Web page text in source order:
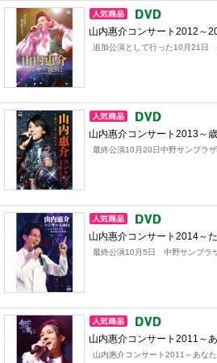
山内惠介コンサート2012～
追加公演として行った10月21日
山内惠介コンサート2013～
最終公演10月20日中野サンプラザ
山内惠介コンサート2014～
最終公演10月5日 中野サンプラ
山内惠介コンサート2011～
山内惠介コンサート2011～あな